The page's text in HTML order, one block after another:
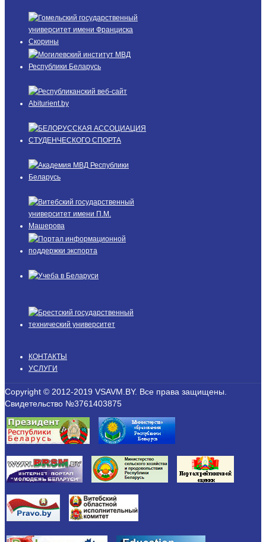
КОНТАКТЫ
УСЛУГИ
Copyright © 2012-2019 VSAVM.BY. Все права защищены.
Свидетельство №3761403875